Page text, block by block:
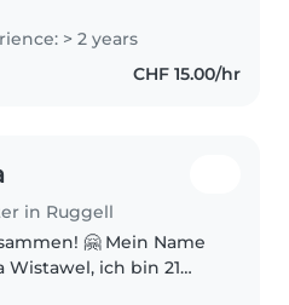
> 2 years
CHF 15.00/hr
in Ruggell
🤗 Mein Name
Wistawel, ich bin 21